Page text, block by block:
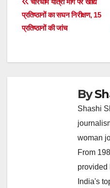
Post
navigation
चारधाम यात्रा मार्ग पर खाद्य
प्रतिष्ठानों का सघन निरीक्षण, 15
प्रतिष्ठानों की जांच
By
Shashi
woman
From
provided
India's